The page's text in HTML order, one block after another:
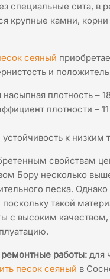
специальные сита, в
крупные камни,
сеяный
и
плотность –
плотности –
к низким
свойствам
Бору несколько
песка.
такой
с высоким
работы: для
песок сеяный в